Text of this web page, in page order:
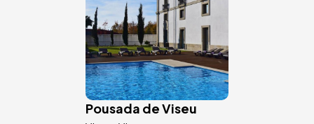
Pousada de Viseu